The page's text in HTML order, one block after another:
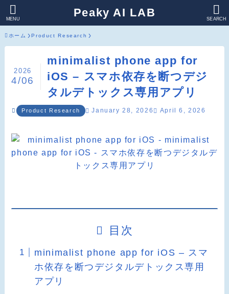
Peaky AI LAB SEARCH
MENU
ホーム Product Research
minimalist phone app for
iOS – スマホ依存を断つデジ
タルデトックス専用アプリ
2026
4/06
Product Research January 28, 2026 April 6, 2026
目次
minimalist phone app for iOS – スマ
ホ依存を断つデジタルデトックス専用
アプリ